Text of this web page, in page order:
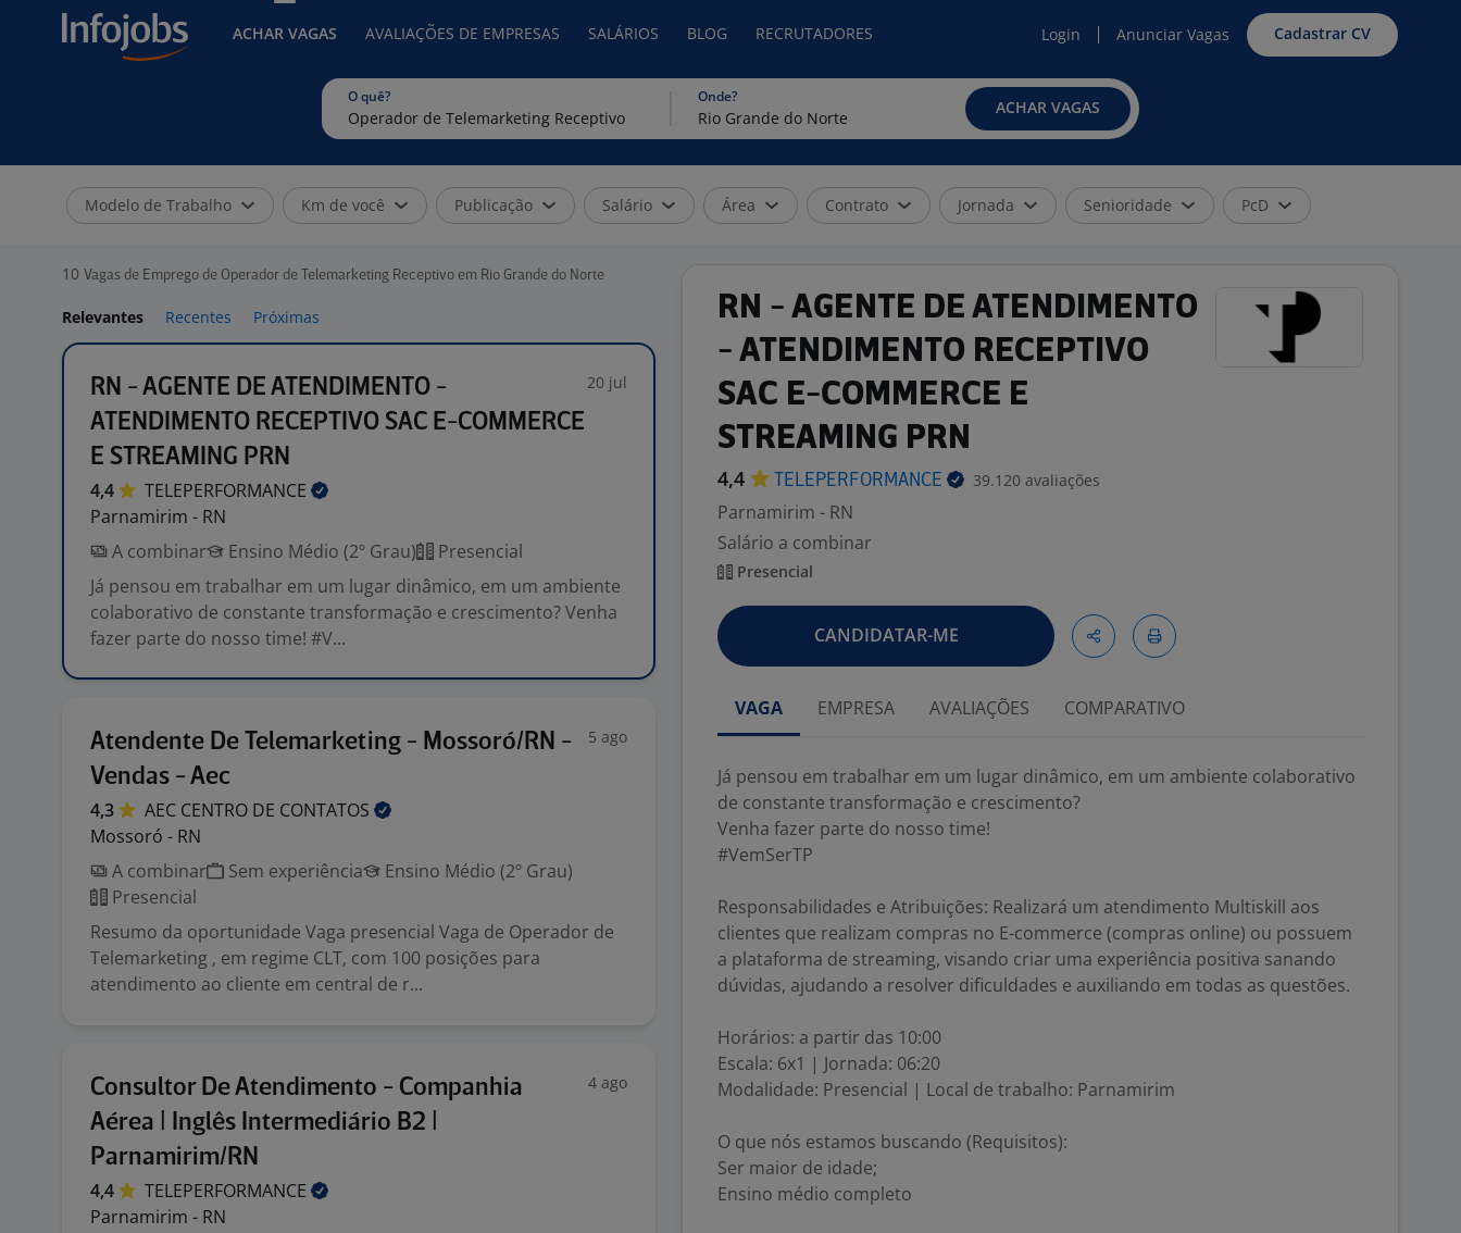
ACHAR VAGAS AVALIAÇÕES DE EMPRESAS SALÁRIOS BLOG RECRUTADORES Login Anunciar Vagas Cadastrar CV
O quê? Onde?
ACHAR VAGAS
Modelo de Trabalho Km de você Publicação Salário Área Contrato Jornada Senioridade PcD
10 Vagas de Emprego de Operador de Telemarketing Receptivo em Rio Grande do Norte
Relevantes Recentes Próximas
RN - AGENTE DE ATENDIMENTO -
ATENDIMENTO RECEPTIVO SAC E-COMMERCE
E STREAMING PRN
20 jul
4,4
TELEPERFORMANCE
Parnamirim - RN
A combinar
Ensino Médio (2º Grau)
Presencial
Já pensou em trabalhar em um lugar dinâmico, em um ambiente
colaborativo de constante transformação e crescimento? Venha
fazer parte do nosso time! #V...
Atendente De Telemarketing - Mossoró/RN -
Vendas - Aec
5 ago
4,3 AEC CENTRO DE CONTATOS
Mossoró - RN
A combinar
Sem experiência
Ensino Médio (2º Grau)
Presencial
Resumo da oportunidade Vaga presencial Vaga de Operador de
Telemarketing , em regime CLT, com 100 posições para
atendimento ao cliente em central de r...
Consultor De Atendimento - Companhia
Aérea | Inglês Intermediário B2 |
Parnamirim/RN
4 ago
4,4
TELEPERFORMANCE
Parnamirim - RN
RN - AGENTE DE ATENDIMENTO
- ATENDIMENTO RECEPTIVO
SAC E-COMMERCE E
STREAMING PRN
4,4 TELEPERFORMANCE 39.120 avaliações
Parnamirim - RN
Salário a combinar
Presencial
CANDIDATAR-ME
VAGA EMPRESA AVALIAÇÕES COMPARATIVO
Já pensou em trabalhar em um lugar dinâmico, em um ambiente colaborativo
de constante transformação e crescimento?
Venha fazer parte do nosso time!
#VemSerTP
Responsabilidades e Atribuições: Realizará um atendimento Multiskill aos
clientes que realizam compras no E-commerce (compras online) ou possuem
a plataforma de streaming, visando criar uma experiência positiva sanando
dúvidas, ajudando a resolver dificuldades e auxiliando em todas as questões.
Horários: a partir das 10:00
Escala: 6x1 | Jornada: 06:20
Modalidade: Presencial | Local de trabalho: Parnamirim
O que nós estamos buscando (Requisitos):
Ser maior de idade;
Ensino médio completo